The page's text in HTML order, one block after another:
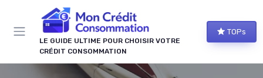
LE GUIDE ULTIME POUR CHOISIR VOTRE
CRÉDIT CONSOMMATION
TOPs
Panneau de gestion des cookies